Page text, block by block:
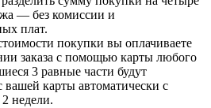
— без комиссии и
плат.
покупки вы оплачиваете
заказа с помощью карты любого
3 равные части будут
вашей карты автоматически с
недели.